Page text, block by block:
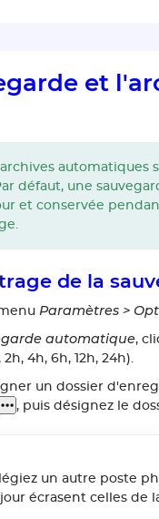
et
archives
défaut, une
et conservée
de la
Paramètres >
automatique,
4h, 6h, 12h, 24h).
un dossier
, puis désignez le
un autre poste
écrasent celles de